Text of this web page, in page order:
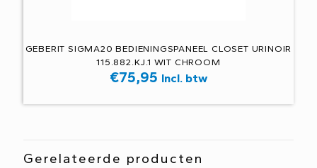
GEBERIT SIGMA20 BEDIENINGSPANEEL CLOSET URINOIR
115.882.KJ.1 WIT CHROOM
€75,95 Incl. btw
Gerelateerde producten